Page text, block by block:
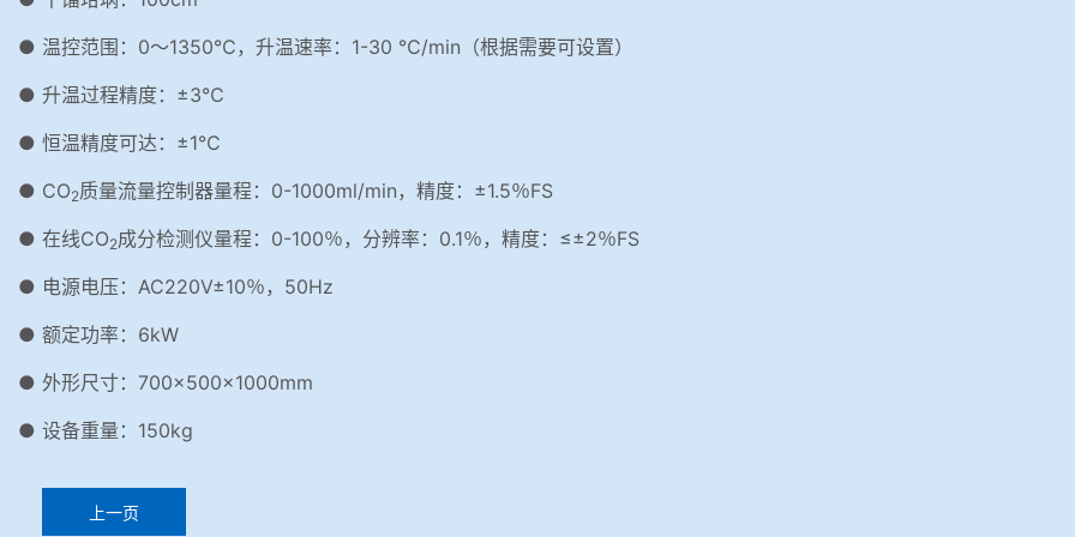
● 温控范围：0～1350℃，升温速率：1-30 ℃/min（根据需要可设置）
● 升温过程精度：±3℃
● 恒温精度可达：±1℃
● CO2质量流量控制器量程：0-1000ml/min，精度：±1.5％FS
● 在线CO2成分检测仪量程：0-100％，分辨率：0.1％，精度：≤±2％FS
● 电源电压：AC220V±10％，50Hz
● 额定功率：6kW
● 外形尺寸：700×500×1000mm
● 设备重量：150kg
上一页